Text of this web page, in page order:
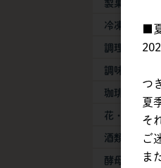
製菓・製パ
冷凍生地・
調理加工食
調味料
珈琲・紅茶
花・葉物
酒類
酵母・膨張
■
つ
夏
そ
ご
ま